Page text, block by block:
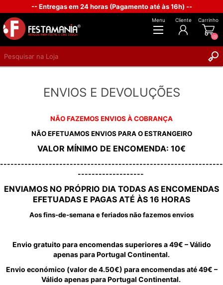
-- Entregas em 24 horas (Pagamento até às 16h) --
Menu Cliente
INICIAR SESSÃO
Carrinho
(0)
ENVIOS E DEVOLUÇÕES
NÃO FAZEMOS ENVIOS À COBRANÇA
NÃO EFETUAMOS ENVIOS PARA O ESTRANGEIRO
VALOR MÍNIMO DE ENCOMENDA: 10€
----------------------------------------------------------------
-------------------
ENVIAMOS NO PRÓPRIO DIA TODAS AS ENCOMENDAS
EFETUADAS E PAGAS ATÉ ÀS 16 HORAS
Aos fins-de-semana e feriados não fazemos envios
Envio gratuito para encomendas superiores a 49€ – Válido
apenas para Portugal Continental.
Envio económico (valor de 4.50€) para encomendas até 49€ –
Válido apenas para Portugal Continental.